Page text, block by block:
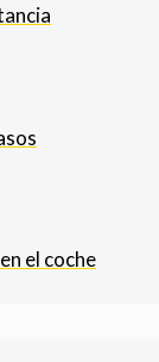
el coche